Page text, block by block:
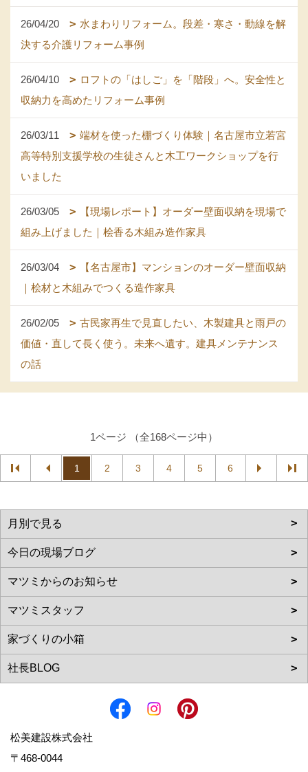
26/04/20
水まわりリフォーム。段差・寒さ・動線を解
決する介護リフォーム事例
26/04/10
ロフトの「はしご」を「階段」へ。安全性と
収納力を高めたリフォーム事例
26/03/11
端材を使った棚づくり体験｜名古屋市立若宮
高等特別支援学校の生徒さんと木工ワークショップを行
いました
26/03/05
【現場レポート】オーダー壁面収納を現場で
組み上げました｜桧香る木組み造作家具
26/03/04
【名古屋市】マンションのオーダー壁面収納
｜桧材と木組みでつくる造作家具
26/02/05
古民家再生で見直したい、木製建具と雨戸の
価値・直して長く使う。未来へ遺す。建具メンテナンス
の話
1ページ （全168ページ中）
1 2 3 4 5 6
松美建設株式会社
〒468-0044